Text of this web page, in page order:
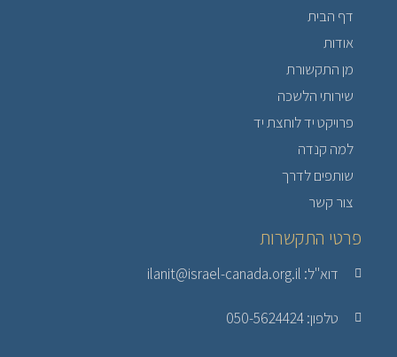
דף הבית
אודות
מן התקשורת
שירותי הלשכה
פרויקט יד לוחצת יד
למה קנדה
שותפים לדרך
צור קשר
פרטי התקשרות
דוא"ל: ilanit@israel-canada.org.il
טלפון: 050-5624424